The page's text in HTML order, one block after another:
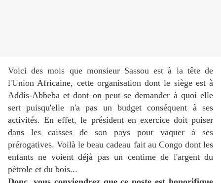
Voici des mois que monsieur Sassou est à la tête de
l'Union Africaine, cette organisation dont le siège est à
Addis-Abbeba et dont on peut se demander à quoi elle
sert puisqu'elle n'a pas un budget conséquent à ses
activités. En effet, le président en exercice doit puiser
dans les caisses de son pays pour vaquer à ses
prérogatives. Voilà le beau cadeau fait au Congo dont les
enfants ne voient déjà pas un centime de l'argent du
pétrole et du bois...